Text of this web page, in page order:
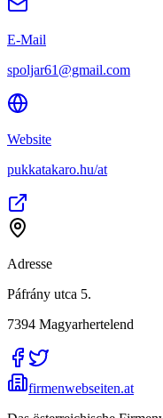
E-Mail
spoljar61@gmail.com
Website
pukkatakaro.hu/at
Adresse
Páfrány utca 5.
7394 Magyarhertelend
firmenwebseiten.at